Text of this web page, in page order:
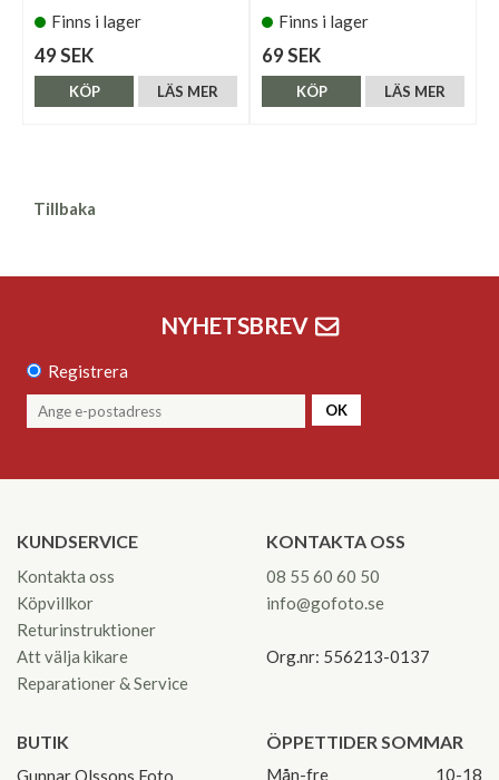
Finns i lager
49 SEK
LÄS MER
KÖP
Finns i lager
69 SEK
LÄS MER
KÖP
Tillbaka
NYHETSBREV
Registrera
OK
KUNDSERVICE
Kontakta oss
Köpvillkor
Returinstruktioner
Att välja kikare
Reparationer & Service
KONTAKTA OSS
08 55 60 60 50
info@gofoto.se
Org.nr: 556213-0137
BUTIK
Gunnar Olssons Foto
ÖPPETTIDER SOMMAR
Mån-fre 10-18